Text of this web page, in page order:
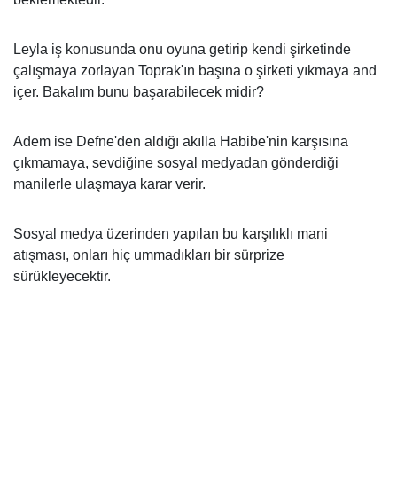
Leyla iş konusunda onu oyuna getirip kendi şirketinde
çalışmaya zorlayan Toprak'ın başına o şirketi yıkmaya and
içer. Bakalım bunu başarabilecek midir?
Adem ise Defne'den aldığı akılla Habibe'nin karşısına
çıkmamaya, sevdiğine sosyal medyadan gönderdiği
manilerle ulaşmaya karar verir.
Sosyal medya üzerinden yapılan bu karşılıklı mani
atışması, onları hiç ummadıkları bir sürprize
sürükleyecektir.